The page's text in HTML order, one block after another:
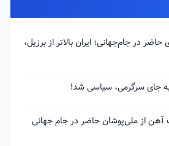
در جام‌جهانی؛ ایران بالاتر از برزیل،
جای سرگرمی، سیاسی شد!
از ملی‌پوشان حاضر در جام جهانی